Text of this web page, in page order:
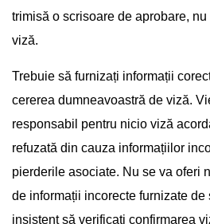
trimisă o scrisoare de aprobare,
viză.
Trebuie să furnizați informații
cererea dumneavoastră de viză.
responsabil pentru nicio viză
refuzată din cauza informațiilor
pierderile asociate. Nu se va oferi
de informații incorecte furnizate
insistent să verificați confirmarea